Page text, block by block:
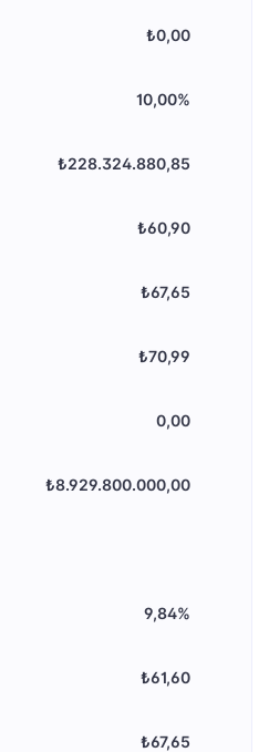
₺0,00
10,00%
₺228.324.880,85
₺60,90
₺67,65
₺70,99
0,00
₺8.929.800.000,00
9,84%
₺61,60
₺67,65